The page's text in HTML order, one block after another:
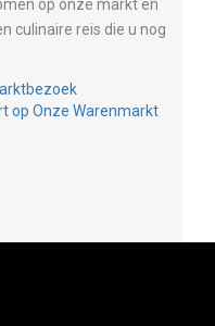
op onze markt en
culinaire reis die u nog
op Onze Warenmarkt